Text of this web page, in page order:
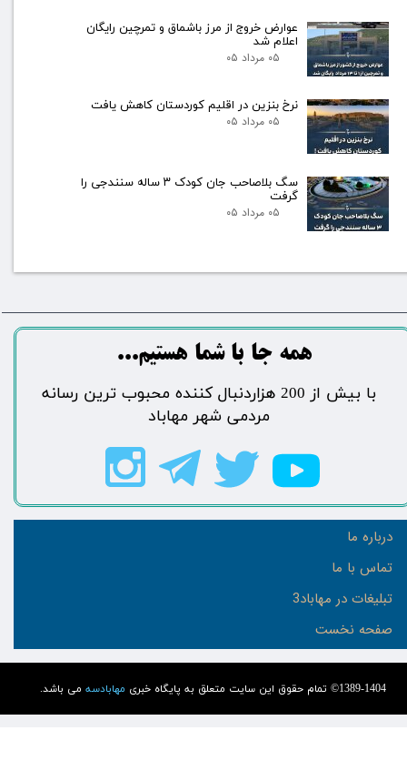
عوارض خروج از مرز باشماق و تمرچین رایگان
اعلام شد
۰۵ مرداد ۰۵
نرخ بنزین در اقلیم کوردستان کاهش یافت
۰۵ مرداد ۰۵
سگ بلاصاحب جان کودک ۳ ساله سنندجی را
گرفت
۰۵ مرداد ۰۵
1389-1404© تمام حقوق این سایت متعلق به پایگاه خبری مهابادسه می باشد.
درباره ما
تماس با ما
تبلیغات در مهاباد3
صفحه نخست
​​​همه جا با شما هستیم...​​​​​​​​​​​​​​
​با بیش از 200 هزاردنبال کننده محبوب ترین رسانه
مردمی شهر مهاباد​​​​​​​​​​​​​​